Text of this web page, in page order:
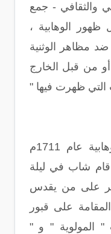
والثقافي - جمع
الوهابية ،
مظاهر الوثنية
من قبل الخارج
التي ظهرت فيها "
ثم ذكر حادثا قبل ظهور الوهابية عام 1711م
قام شاب في ليلة
على من يقدس
على قبور
" المولوية " و "